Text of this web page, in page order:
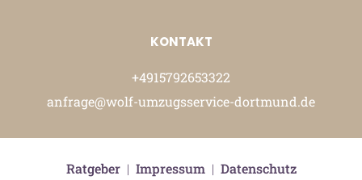
KONTAKT
+4915792653322
anfrage@wolf-umzugsservice-dortmund.de
Ratgeber| Impressum| Datenschutz